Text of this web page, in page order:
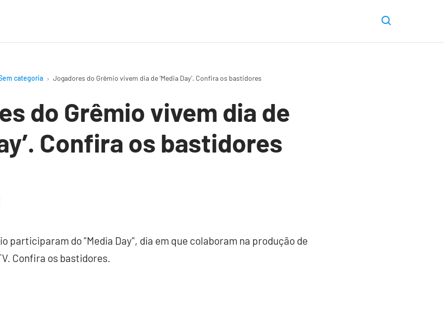
categoria Jogadores do Grêmio vivem dia de ‘Media Day’. Confira os bastidores
do Grêmio vivem dia de
Confira os bastidores
participaram do "Media Day", dia em que colaboram na produção de
Confira os bastidores.